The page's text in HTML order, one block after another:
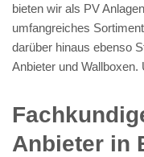
bieten wir als PV
umfangreiches
darüber hinaus ebenso
Anbieter und
Anbieter in